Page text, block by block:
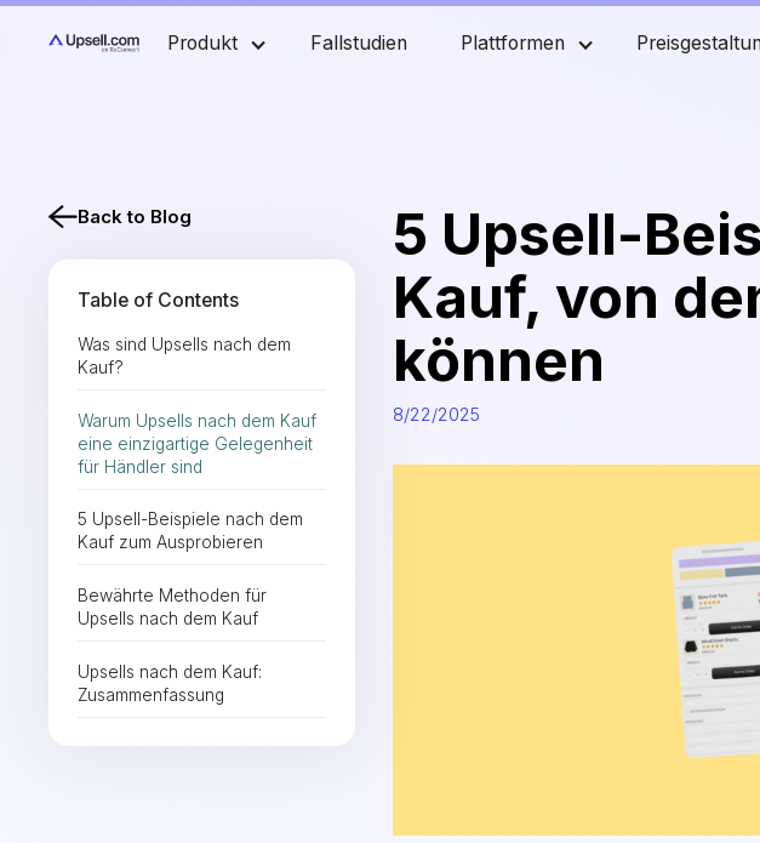
Produkt Fallstudien Plattformen
Back to Blog
Table of Contents
Was sind Upsells nach dem
Kauf?
Warum Upsells nach dem Kauf
eine einzigartige Gelegenheit
für Händler sind
5 Upsell-Beispiele nach dem
Kauf zum Ausprobieren
Bewährte Methoden für
Upsells nach dem Kauf
Upsells nach dem Kauf:
Zusammenfassung
5 Upsell-
Kauf, von
können
8/22/2025